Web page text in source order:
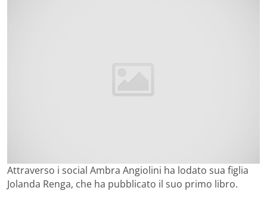
Attraverso i social Ambra Angiolini ha lodato sua figlia
Jolanda Renga, che ha pubblicato il suo primo libro.